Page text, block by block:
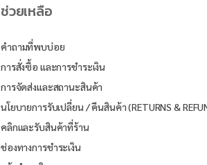
ช่วยเหลือ
คำถามที่พบบ่อย
การสั่งซื้อ และการชำระเงิน
การจัดส่งและสถานะสินค้า
นโยบายการรับเปลี่ยน / คืนสินค้า (RETURNS &
คลิกและรับสินค้าที่ร้าน
ช่องทางการชำระเงิน